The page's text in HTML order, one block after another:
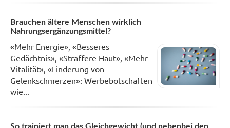
Brauchen ältere Menschen wirklich
Nahrungsergänzungsmittel?
«Mehr Energie», «Besseres
Gedächtnis», «Straffere Haut», «Mehr
Vitalität», «Linderung von
Gelenkschmerzen»: Werbebotschaften
wie...